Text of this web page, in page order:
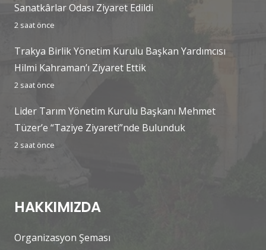
Sanatkârlar Odası Ziyaret Edildi
2 saat önce
Trakya Birlik Yönetim Kurulu Başkan Yardımcısı
Hilmi Kahraman’ı Ziyaret Ettik
2 saat önce
Lider Tarım Yönetim Kurulu Başkanı Mehmet
Tüzer’e “Taziye Ziyareti”nde Bulunduk
2 saat önce
HAKKIMIZDA
Organizasyon Şeması